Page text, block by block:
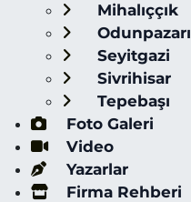
Mihalıççık
Odunpazarı
Seyitgazi
Sivrihisar
Tepebaşı
Foto Galeri
Video
Yazarlar
Firma Rehberi